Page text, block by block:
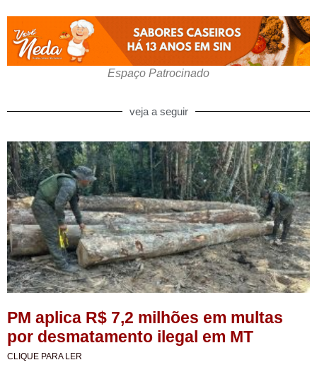
Espaço Patrocinado
veja a seguir
PM aplica R$ 7,2 milhões em multas
por desmatamento ilegal em MT
CLIQUE PARA LER